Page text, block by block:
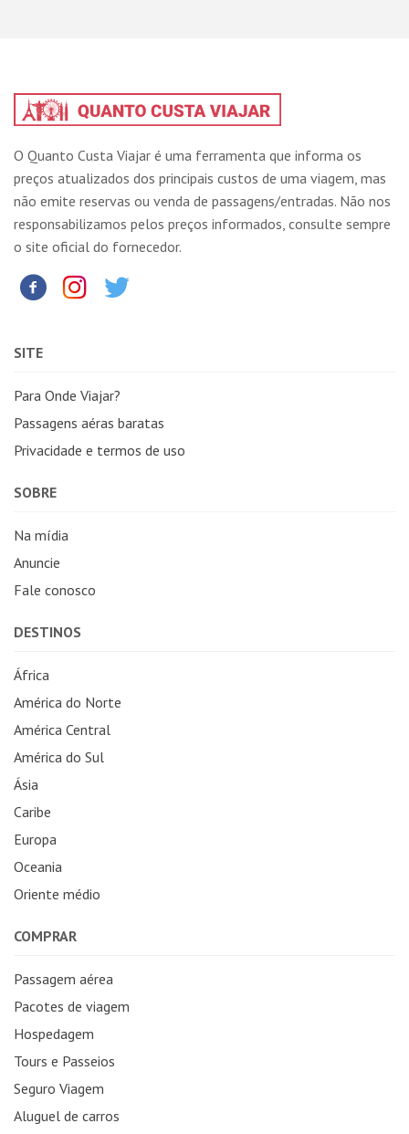
O Quanto Custa Viajar é uma ferramenta que informa os
preços atualizados dos principais custos de uma viagem, mas
não emite reservas ou venda de passagens/entradas. Não nos
responsabilizamos pelos preços informados, consulte sempre
o site oficial do fornecedor.
SITE
Para Onde Viajar?
Passagens aéras baratas
Privacidade e termos de uso
SOBRE
Na mídia
Anuncie
Fale conosco
DESTINOS
África
América do Norte
América Central
América do Sul
Ásia
Caribe
Europa
Oceania
Oriente médio
COMPRAR
Passagem aérea
Pacotes de viagem
Hospedagem
Tours e Passeios
Seguro Viagem
Aluguel de carros